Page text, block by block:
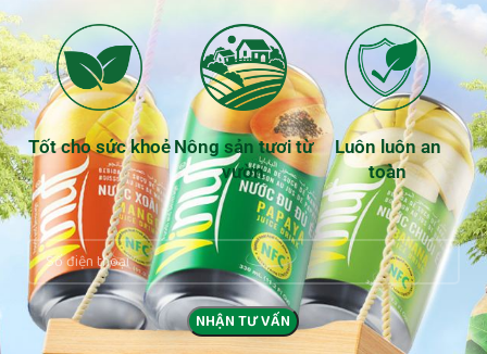
Tốt cho sức khoẻ Nông sản tươi từ
vườn
Luôn luôn an
toàn